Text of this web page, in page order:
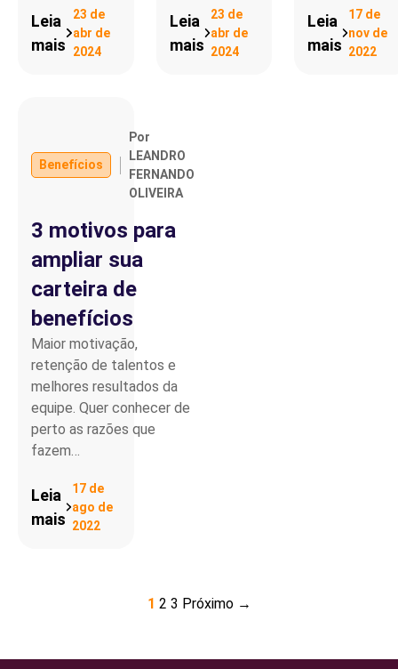
Leia
mais
23 de
abr de
2024
Leia
mais
23 de
abr de
2024
Leia
mais
17 de
nov de
2022
Benefícios
Por
LEANDRO
FERNANDO
OLIVEIRA
3 motivos para
ampliar sua
carteira de
benefícios
Maior motivação,
retenção de talentos e
melhores resultados da
equipe. Quer conhecer de
perto as razões que
fazem…
Leia
mais
17 de
ago de
2022
1 2 3 Próximo →